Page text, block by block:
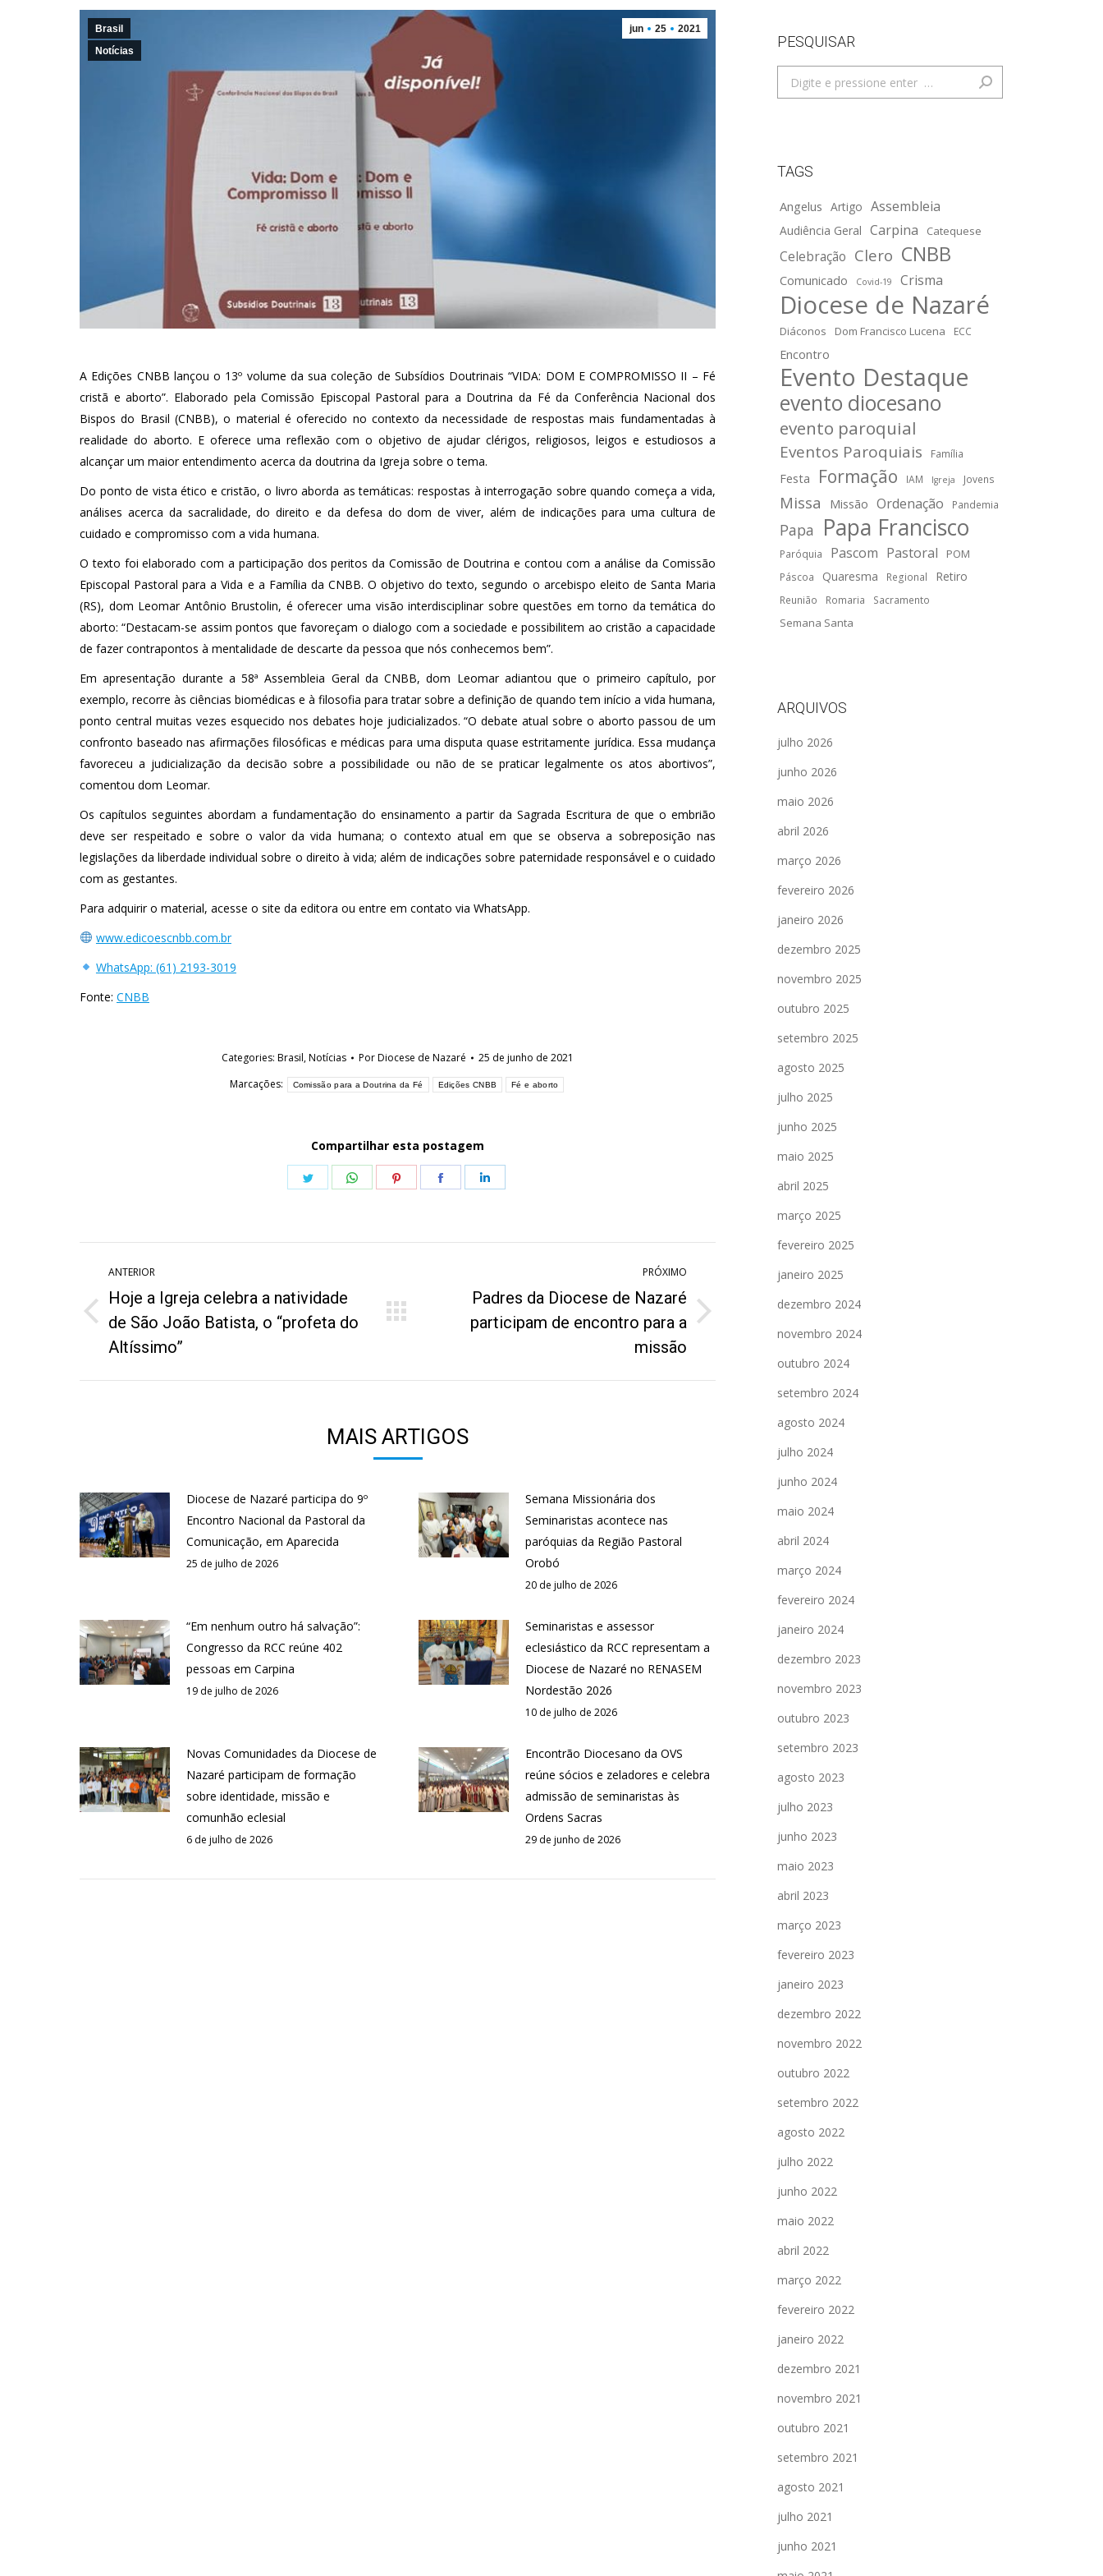
jun 25 2021
Brasil
Notícias
A Edições CNBB lançou o 13º volume da sua coleção de Subsídios Doutrinais “VIDA: DOM E COMPROMISSO II – Fé
cristã e aborto”. Elaborado pela Comissão Episcopal Pastoral para a Doutrina da Fé da Conferência Nacional dos
Bispos do Brasil (CNBB), o material é oferecido no contexto da necessidade de respostas mais fundamentadas à
realidade do aborto. E oferece uma reflexão com o objetivo de ajudar clérigos, religiosos, leigos e estudiosos a
alcançar um maior entendimento acerca da doutrina da Igreja sobre o tema.
Do ponto de vista ético e cristão, o livro aborda as temáticas: respostas à interrogação sobre quando começa a vida,
análises acerca da sacralidade, do direito e da defesa do dom de viver, além de indicações para uma cultura de
cuidado e compromisso com a vida humana.
O texto foi elaborado com a participação dos peritos da Comissão de Doutrina e contou com a análise da Comissão
Episcopal Pastoral para a Vida e a Família da CNBB. O objetivo do texto, segundo o arcebispo eleito de Santa Maria
(RS), dom Leomar Antônio Brustolin, é oferecer uma visão interdisciplinar sobre questões em torno da temática do
aborto: “Destacam-se assim pontos que favoreçam o dialogo com a sociedade e possibilitem ao cristão a capacidade
de fazer contrapontos à mentalidade de descarte da pessoa que nós conhecemos bem”.
Em apresentação durante a 58ª Assembleia Geral da CNBB, dom Leomar adiantou que o primeiro capítulo, por
exemplo, recorre às ciências biomédicas e à filosofia para tratar sobre a definição de quando tem início a vida humana,
ponto central muitas vezes esquecido nos debates hoje judicializados. “O debate atual sobre o aborto passou de um
confronto baseado nas afirmações filosóficas e médicas para uma disputa quase estritamente jurídica. Essa mudança
favoreceu a judicialização da decisão sobre a possibilidade ou não de se praticar legalmente os atos abortivos”,
comentou dom Leomar.
Os capítulos seguintes abordam a fundamentação do ensinamento a partir da Sagrada Escritura de que o embrião
deve ser respeitado e sobre o valor da vida humana; o contexto atual em que se observa a sobreposição nas
legislações da liberdade individual sobre o direito à vida; além de indicações sobre paternidade responsável e o cuidado
com as gestantes.
Para adquirir o material, acesse o site da editora ou entre em contato via WhatsApp.
www.edicoescnbb.com.br
WhatsApp: (61) 2193-3019
Fonte: CNBB
Categories: Brasil,Notícias PorDiocese de Nazaré
25 de junho de 2021
Marcações:
Comissão para a Doutrina da Fé Edições CNBB Fé e aborto
Compartilhar esta postagem
Share Share
Share
Share
de
post:
ANTERIOR
Post
anterior:
Hoje a Igreja celebra a natividade
de São João Batista, o “profeta do
Altíssimo”
PRÓXIMO
Próximo
Padres da Diocese de Nazaré
participam de encontro para a
missão
MAIS ARTIGOS
Diocese de Nazaré participa do 9º
Encontro Nacional da Pastoral da
Comunicação, em Aparecida
25 de julho de 2026
Semana Missionária dos
Seminaristas acontece nas
paróquias da Região Pastoral
Orobó
20 de julho de 2026
“Em nenhum outro há salvação”:
Congresso da RCC reúne 402
pessoas em Carpina
19 de julho de 2026
Seminaristas e assessor
eclesiástico da RCC representam a
Diocese de Nazaré no RENASEM
Nordestão 2026
10 de julho de 2026
Novas Comunidades da Diocese de
Nazaré participam de formação
sobre identidade, missão e
comunhão eclesial
6 de julho de 2026
Encontrão Diocesano da OVS
reúne sócios e zeladores e celebra
admissão de seminaristas às
Ordens Sacras
29 de junho de 2026
PESQUISAR
Search:
TAGS
Angelus Artigo Assembleia
Audiência Geral Carpina Catequese
Celebração Clero CNBB
Comunicado Covid-19 Crisma
Diocese de Nazaré
Diáconos Dom Francisco Lucena ECC
Encontro
Evento Destaque
evento diocesano
evento paroquial
Eventos Paroquiais Família
Festa Formação IAM Igreja Jovens
Missa Missão Ordenação Pandemia
Papa Papa Francisco
Paróquia Pascom Pastoral POM
Páscoa Quaresma Regional Retiro
Reunião Romaria Sacramento
Semana Santa
ARQUIVOS
julho 2026
junho 2026
maio 2026
abril 2026
março 2026
fevereiro 2026
janeiro 2026
dezembro 2025
novembro 2025
outubro 2025
setembro 2025
agosto 2025
julho 2025
junho 2025
maio 2025
abril 2025
março 2025
fevereiro 2025
janeiro 2025
dezembro 2024
novembro 2024
outubro 2024
setembro 2024
agosto 2024
julho 2024
junho 2024
maio 2024
abril 2024
março 2024
fevereiro 2024
janeiro 2024
dezembro 2023
novembro 2023
outubro 2023
setembro 2023
agosto 2023
julho 2023
junho 2023
maio 2023
abril 2023
março 2023
fevereiro 2023
janeiro 2023
dezembro 2022
novembro 2022
outubro 2022
setembro 2022
agosto 2022
julho 2022
junho 2022
maio 2022
abril 2022
março 2022
fevereiro 2022
janeiro 2022
dezembro 2021
novembro 2021
outubro 2021
setembro 2021
agosto 2021
julho 2021
junho 2021